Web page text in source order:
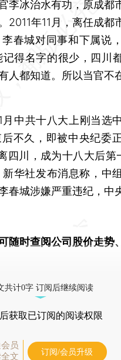
冰治水有功，原成都
2011年11月，离任成都
春城对同事和下属说
得名字的很少，四川
人都知道。所以当官不
中共十八大上刚当选
不久，即被中央纪委
四川，成为十八大后第
华社发布消息称，中
春城涉嫌严重违纪，中
可随时查阅公司股价走势
共计0字 订阅后继续阅读
后获取已订阅的阅读权限
员
文
订阅/会员升级